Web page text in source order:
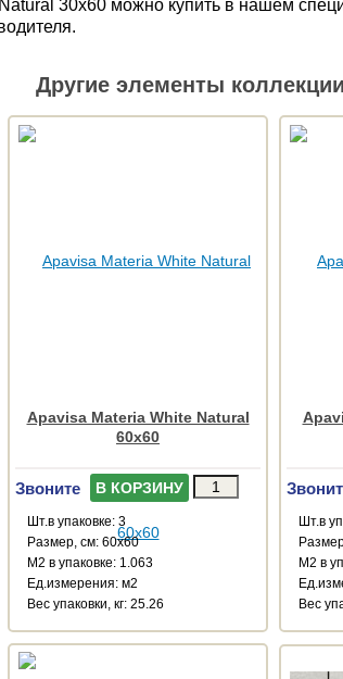
30x60 можно купить в нашем
Другие элементы
Apavisa Materia White Natural
60x60
Звоните В КОРЗИНУ
Шт.в упаковке: 3
Размер, см: 60x60
М2 в упаковке: 1.063
Ед.измерения: м2
Веc упаковки, кг: 25.26
Шт.в
М2 в
Веc